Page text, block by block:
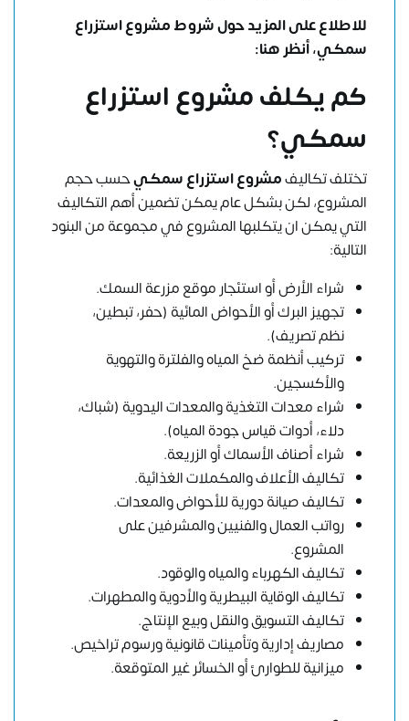
للاطلاع على المزيد حول شروط مشروع استزراع
سمكي،أنظر هنا:
كم يكلف مشروع استزراع
سمكي؟
تختلف تكاليفمشروع استزراع سمكيحسب حجم
المشروع، لكن بشكل عام يمكن تضمين أهم التكاليف
التي يمكن ان يتكلبها المشروع في مجموعة من البنود
التالية:
شراء الأرض أو استئجار موقع مزرعة السمك.
تجهيز البرك أو الأحواض المائية (حفر، تبطين،
نظم تصريف).
تركيب أنظمة ضخ المياه والفلترة والتهوية
والأكسجين.
شراء معدات التغذية والمعدات اليدوية (شباك،
دلاء، أدوات قياس جودة المياه).
شراء أصناف الأسماك أو الزريعة.
تكاليف الأعلاف والمكملات الغذائية.
تكاليف صيانة دورية للأحواض والمعدات.
رواتب العمال والفنيين والمشرفين على
المشروع.
تكاليف الكهرباء والمياه والوقود.
تكاليف الوقاية البيطرية والأدوية والمطهرات.
تكاليف التسويق والنقل وبيع الإنتاج.
مصاريف إدارية وتأمينات قانونية ورسوم تراخيص.
ميزانية للطوارئ أو الخسائر غير المتوقعة.